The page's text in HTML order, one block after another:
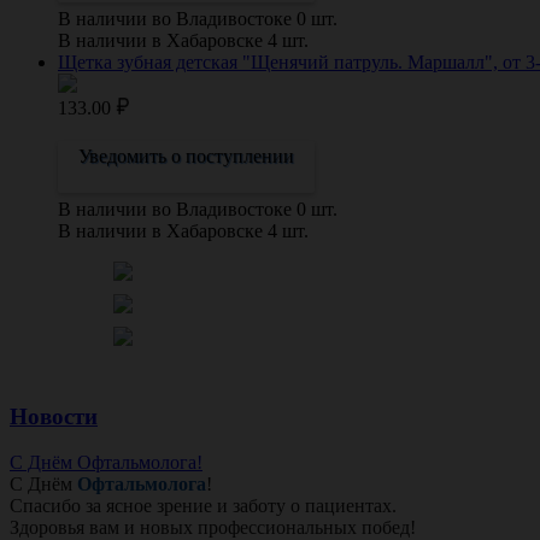
В наличии во Владивостоке 0 шт.
В наличии в Хабаровске 4 шт.
Щетка зубная детская "Щенячий патруль. Маршалл", от
133.00
Уведомить о поступлении
В наличии во Владивостоке 0 шт.
В наличии в Хабаровске 4 шт.
Новости
С Днём Офтальмолога!
С Днём Офтальмолога!
Спасибо за ясное зрение и заботу о пациентах.
Здоровья вам и новых профессиональных побед!